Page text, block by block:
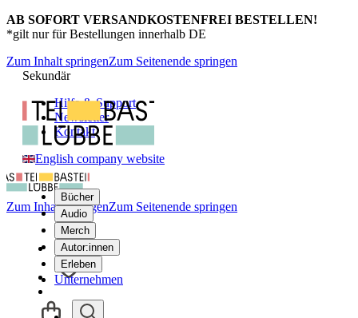
AB SOFORT VERSANDKOSTENFREI BESTELLEN!
*gilt nur für Bestellungen innerhalb DE
Zum Inhalt springenZum Seitenende springen
Sekundär
Hilfe & Support
Newsletter
Kontakt
English company website
Bücher
Audio
Merch
Autor:innen
Erleben
Unternehmen
Zum Inhalt springenZum Seitenende springen